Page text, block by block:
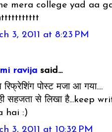
mera college yad aa
3, 2011 at 8:23 PM
ravija said...
पोस्ट मजा आ गया....
सहजता से लिखा है...keep
hai :)
3, 2011 at 10:32 PM